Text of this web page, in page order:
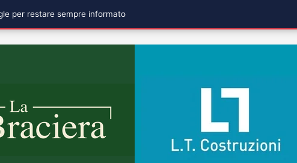
per restare sempre informato